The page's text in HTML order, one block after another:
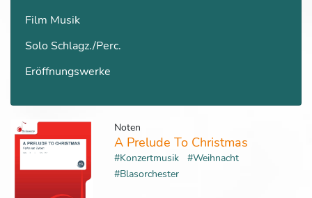
Film Musik
Solo Schlagz./Perc.
Eröffnungswerke
Noten
A Prelude To Christmas
#Konzertmusik
#Weihnacht
#Blasorchester